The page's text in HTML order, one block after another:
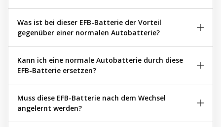
Was ist bei dieser EFB-Batterie der Vorteil
gegenüber einer normalen Autobatterie?
Kann ich eine normale Autobatterie durch diese
EFB-Batterie ersetzen?
Muss diese EFB-Batterie nach dem Wechsel
angelernt werden?